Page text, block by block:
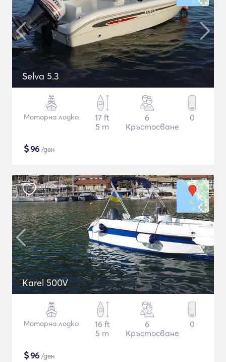
Selva 5.3
Моторна лодка
17 ft
5 m
6
Кръстосване
0
$96 /ден
Karel 500V
Моторна лодка
16 ft
5 m
6
Кръстосване
0
$96 /ден